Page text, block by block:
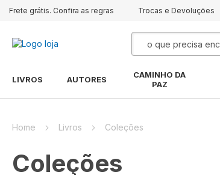
Frete grátis. Confira as regras Trocas e Devoluções
Pesquisa
LIVROS AUTORES
CAMINHO DA
PAZ
Home Livros Coleções
Coleções